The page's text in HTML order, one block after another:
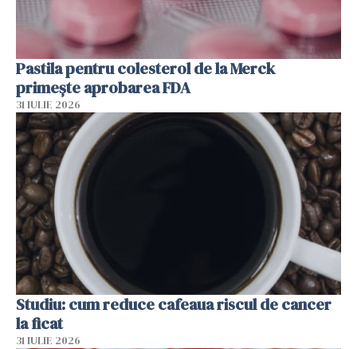
Pastila pentru colesterol de la Merck
primește aprobarea FDA
31 IULIE 2026
Studiu: cum reduce cafeaua riscul de cancer
la ficat
31 IULIE 2026